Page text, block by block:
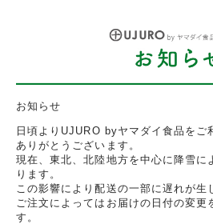
お知らせ
日頃よりUJURO byヤマダイ食品をご
ありがとうございます。
現在、東北、北陸地方を中心に降雪に
ります。
この影響により配送の一部に遅れが生
ご注文によってはお届けの日付の変更
す。